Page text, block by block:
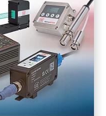
automatisering en